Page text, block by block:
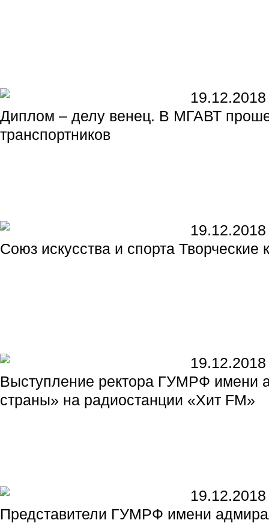
19.12.2018
Диплом – делу венец. В МГАВТ
транспортников
19.12.2018
Союз искусства и спорта
19.12.2018
Выступление ректора ГУМРФ имени
страны» на радиостанции «Хит FM»
19.12.2018
Представители ГУМРФ имени